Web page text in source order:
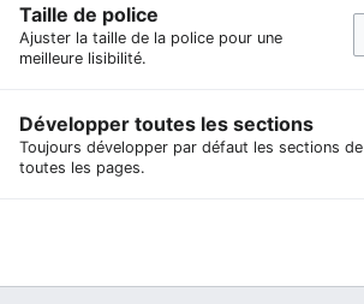
Taille de police
Ajuster la taille de la police pour une
meilleure lisibilité.
Développer toutes les sections
Toujours développer par défaut les sections de
toutes les pages.